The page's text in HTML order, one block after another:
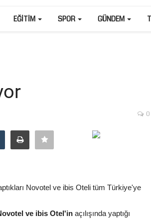
EĞITIM SPOR GÜNDEM
0
Novotel ve ibis Oteli tüm Türkiye'ye
ve ibis Otel'in açılışında yaptığı